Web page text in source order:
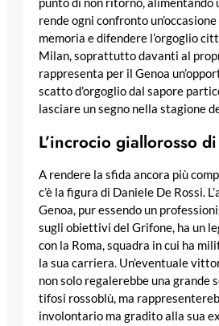
rende ogni confronto
memoria e difendere l’orgoglio
Milan, soprattutto davanti al
rappresenta per il Genoa
scatto d’orgoglio dal sapore
lasciare un segno nella stagione
L’incrocio giallorosso
A rendere la sfida ancora più
c’è la figura di Daniele De Rossi.
Genoa, pur essendo un
sugli obiettivi del Grifone, ha un
con la Roma, squadra in cui ha
la sua carriera. Un’eventuale
non solo regalerebbe una grande
tifosi rossoblù, ma
involontario ma gradito alla sua